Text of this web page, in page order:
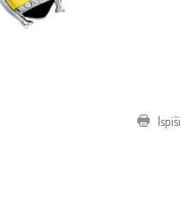
Ispiši